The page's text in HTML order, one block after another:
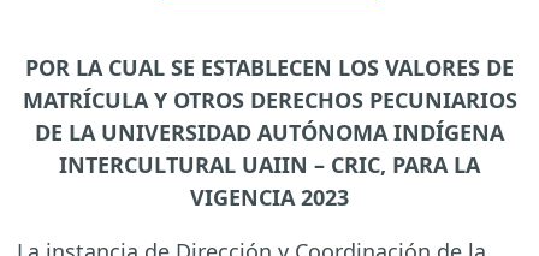
POR LA CUAL SE ESTABLECEN LOS VALORES DE
MATRÍCULA Y OTROS DERECHOS PECUNIARIOS
DE LA UNIVERSIDAD AUTÓNOMA INDÍGENA
INTERCULTURAL UAIIN – CRIC, PARA LA
VIGENCIA 2023